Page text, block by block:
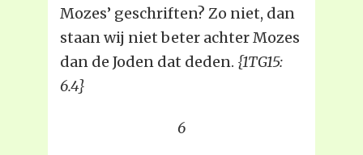
Mozes’ geschriften? Zo niet, dan
staan wij niet beter achter Mozes
dan de Joden dat deden. {1TG15:
6.4}
6